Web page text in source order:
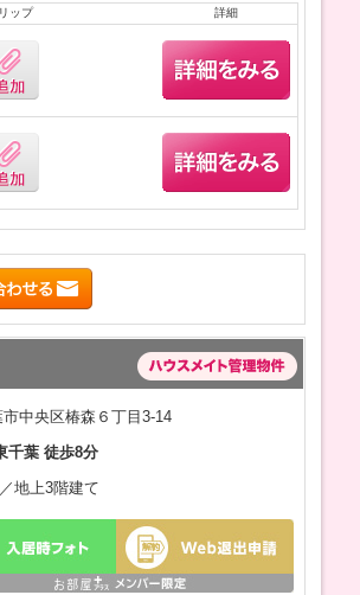
ップ 詳細
中央区椿森６丁目3-14
千葉 徒歩8分
地上3階建て